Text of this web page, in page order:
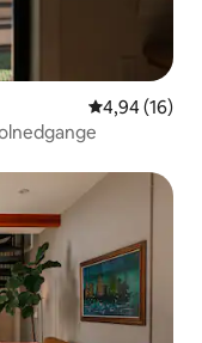
4,94 ud af 5 i
4,94 (16)